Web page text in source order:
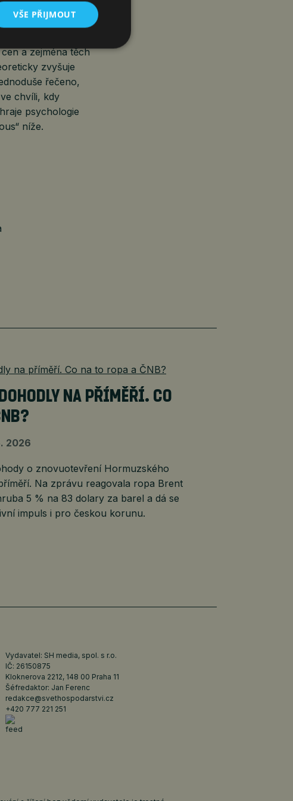
a zejména těch
zvyšuje
řečeno,
chvíli, kdy
psychologie
níže.
NA PŘÍMĚŘÍ. CO
2026
o znovuotevření Hormuzského
Na zprávu reagovala ropa Brent
5 % na 83 dolary za barel a dá se
impuls i pro českou korunu.
Vydavatel: SH media, spol. s r.o.
IČ: 26150875
Kloknerova 2212, 148 00 Praha 11
Šéfredaktor: Jan Ferenc
redakce@svethospodarstvi.cz
+420 777 221 251
VŠE PŘIJMOUT